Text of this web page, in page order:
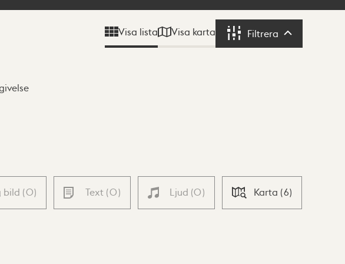
Visa lista Visa karta Filtrera Filtrera
bild (0) Text (0) Ljud (0) Karta (6)